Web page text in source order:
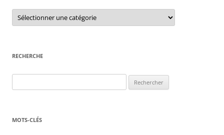
C
t
r
i
s
RECHERCHE
e
h
MOTS-CLÉS